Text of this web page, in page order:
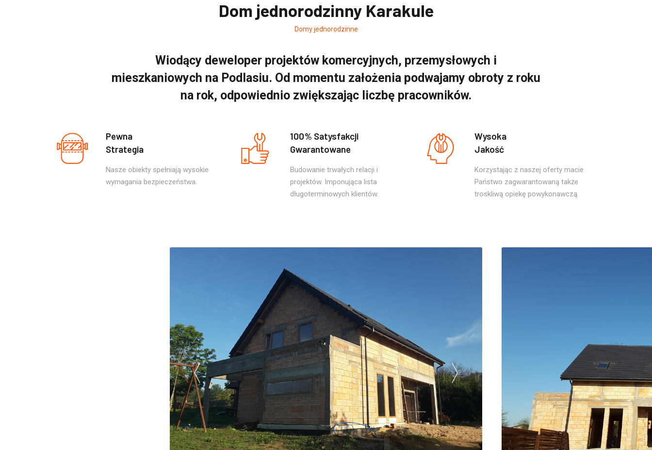
Dom jednorodzinny Karakule
Domy jednorodzinne
Wiodący deweloper projektów komercyjnych, przemysłowych i
mieszkaniowych na Podlasiu. Od momentu założenia podwajamy obroty z roku
na rok, odpowiednio zwiększając liczbę pracowników.
Pewna
Strategia
Nasze obiekty spełniają wysokie
wymagania bezpieczeństwa.
100% Satysfakcji
Gwarantowane
Budowanie trwałych relacji i
projektów. Imponująca lista
długoterminowych klientów.
Wysoka
Jakość
Korzystając z naszej oferty macie
Państwo zagwarantowaną także
troskliwą opiekę powykonawczą.